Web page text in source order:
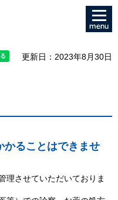
メニュ
ー
更新日：2023年8月30日
かることはできませ
理させていただいておりま